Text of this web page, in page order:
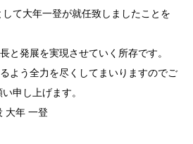
て大年一登が就任致しましたことを
と発展を実現させていく所存です。
よう全力を尽くしてまいりますのでご
申し上げます。
大年 一登